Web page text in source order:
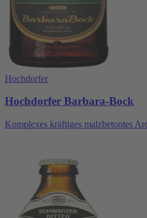
Hochdorfer
Hochdorfer Barbara-Bock
Komplexes kräftiges malzbetontes